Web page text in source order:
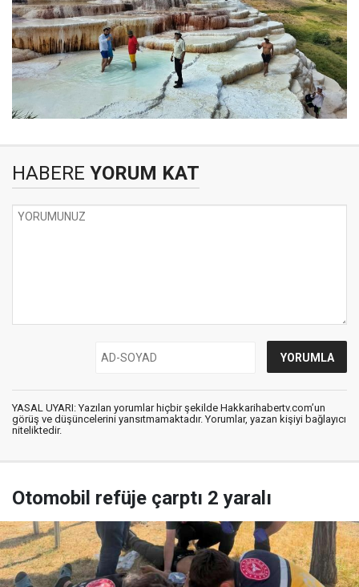
HABERE YORUM KAT
YASAL UYARI: Yazılan yorumlar hiçbir şekilde Hakkarihabertv.com’un
görüş ve düşüncelerini yansıtmamaktadır. Yorumlar, yazan kişiyi bağlayıcı
niteliktedir.
Otomobil refüje çarptı 2 yaralı